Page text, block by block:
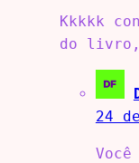
Kkkkk
do
24